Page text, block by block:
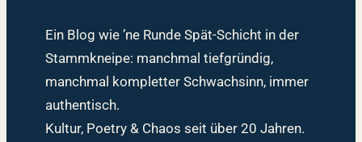
Ein Blog wie ’ne Runde Spät-Schicht in der
Stammkneipe: manchmal tiefgründig,
manchmal kompletter Schwachsinn, immer
authentisch.
Kultur, Poetry & Chaos seit über 20 Jahren.